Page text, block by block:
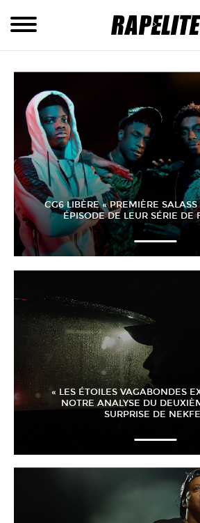
CG6 LIBÈRE « PREMIÈRE
ÉPISODE DE LEUR SÉRIE DE
« LES ÉTOILES VAGABONDES
NOTRE ANALYSE DU
SURPRISE DE